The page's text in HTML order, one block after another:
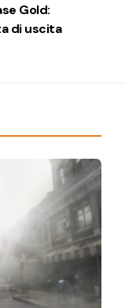
Gold:
di uscita